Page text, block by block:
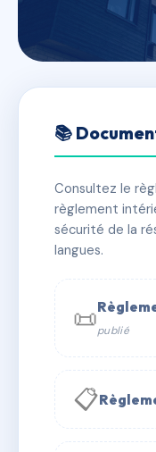
3 AV DE
✓ Immatriculée
📞 Contacter
📚
Consultez le
règlement
sécurité de la
langues.
📜publié
📋